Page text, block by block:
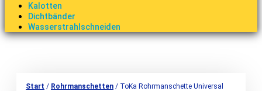
Kalotten
Dichtbänder
Wasserstrahlschneiden
Start / Rohrmanschetten / ToKa Rohrmanschette Universal